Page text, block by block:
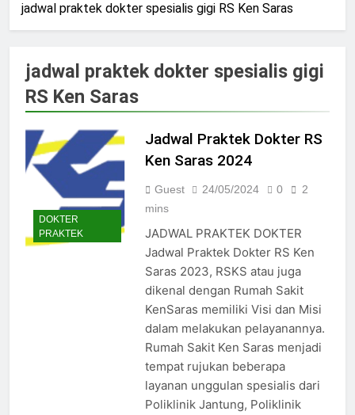
Pendaftaran Pasien BPJS
RSUD Margono
Jadwal Dokter RS PKU Solo:
Poliklinik Spesialis Terbaru
15/07/2025
Maguan Husada Wonogiri
15/07/2025
Daftar online rs sarila
husada sragen
15/07/2025
Salatiga 2025
15/07/2025
Jadwal Dokter RS Mulia
Hati Wonogiri
15/07/2025
Pendaftaran Pasien BPJS
RSUD Bung Karno
24/05/2024
Pendaftaran Pasien BPJS
RSUD Banyumas
jadwal praktek dokter spesialis gigi RS Ken Saras
jadwal praktek dokter spesialis gigi
RS Ken Saras
DOKTER
PRAKTEK
Jadwal Praktek Dokter RS
Ken Saras 2024
Guest 24/05/2024 0
2
mins
JADWAL PRAKTEK DOKTER
Jadwal Praktek Dokter RS Ken
Saras 2023, RSKS atau juga
dikenal dengan Rumah Sakit
KenSaras memiliki Visi dan Misi
dalam melakukan pelayanannya.
Rumah Sakit Ken Saras menjadi
tempat rujukan beberapa
layanan unggulan spesialis dari
Poliklinik Jantung, Poliklinik